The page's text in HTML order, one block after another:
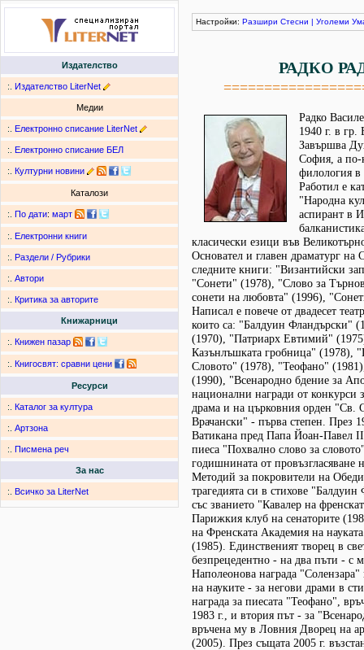
Издателство
:. Издателство LiterNet
Медии
:. Електронно списание LiterNet
:. Електронно списание БЕЛ
:. Културни новини
Каталози
:. По дати: март
:. Електронни книги
:. Раздели / Рубрики
:. Автори
:. Критика за авторите
Книжарници
:. Книжен пазар
:. Книгосвят: сравни цени
Ресурси
:. Каталог за култура
:. Артзона
:. Писмена реч
За нас
:. Всичко за LiterNet
Настройки: Разшири Стесни | Уголеми
РАДКО
Радко
1940 г. в гр.
Завършва
София, а по-
филология в
Работил е
"Народна
аспирант в
класически езици във
Основател и главен драматург на
следните книги: "Византийски
"Сонети" (1978), "Слово за
сонети на любовта" (1996),
Написал е повече от двадесет
които са: "Балдуин Фландърски"
(1970), "Патриарх Евтимий"
Казънлъшката гробница" (1978),
Словото" (1978), "Теофано"
(1990), "Всенародно бдение за
национални награди от конкурси
драма и на църковния орден "Св.
Врачански" - първа степен. През
Ватикана пред Папа Йоан-Павел II
пиеса "Похвално слово за
годишнината от провъзгласяване
Методий за покровители на
трагедията си в стихове
със званието "Кавалер на
Парижкия клуб на сенаторите
на Френската Академия на
(1985). Единственият творец в
безпрецедентно - на два пъти - с
Наполеонова награда
на науките - за негови драми в
награда за пиесата "Теофанo",
1983 г., и втория път - за
връчена му в Ловния Дворец на
(2005). През същата 2005 г.